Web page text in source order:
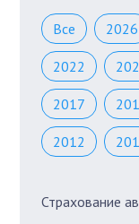
Все 2026
2022
2017
2012
Страхование